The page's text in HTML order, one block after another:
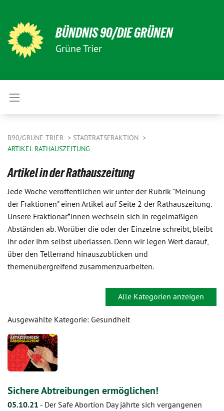
BÜNDNIS 90/DIE GRÜNEN
Grüne Trier
B90/GRÜNE TRIER
STADTRATSFRAKTION
ARTIKEL RATHAUSZEITUNG
Artikel in der Rathauszeitung
Jede Woche veröffentlichen wir unter der Rubrik "Meinung
der Fraktionen" einen Artikel auf Seite 2 der Rathauszeitung.
Unsere Fraktionär*innen wechseln sich in regelmäßigen
Abständen ab. Worüber die oder der Einzelne schreibt, bleibt
ihr oder ihm selbst überlassen. Denn wir legen Wert darauf,
über den Tellerrand hinauszublicken und
themenübergreifend zusammenzuarbeiten.
Alle Kategorien anzeigen
Ausgewählte Kategorie: Gesundheit
Sichere Abtreibungen ermöglichen!
05.10.21 - Der Safe Abortion Day jährte sich vergangenen